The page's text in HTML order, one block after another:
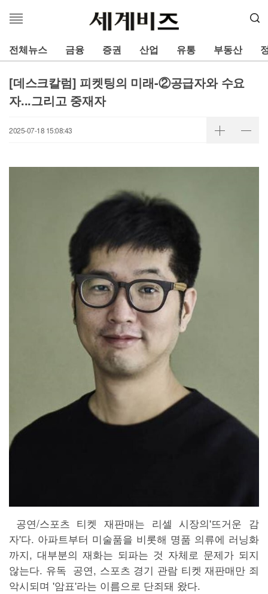
메
열
기
전체뉴스 금융 증권 산업 유통 부동산
[데스크칼럼] 피켓팅의 미래-②공급자와 수요
자...그리고 중재자
2025-07-18 15:08:43
공연/스포츠 티켓 재판매는 리셀 시장의'뜨거운 감
자'다. 아파트부터 미술품을 비롯해 명품 의류에 러닝화
까지, 대부분의 재화는 되파는 것 자체로 문제가 되지
않는다. 유독 공연, 스포츠 경기 관람 티켓 재판매만 죄
악시되며 '암표'라는 이름으로 단죄돼 왔다.